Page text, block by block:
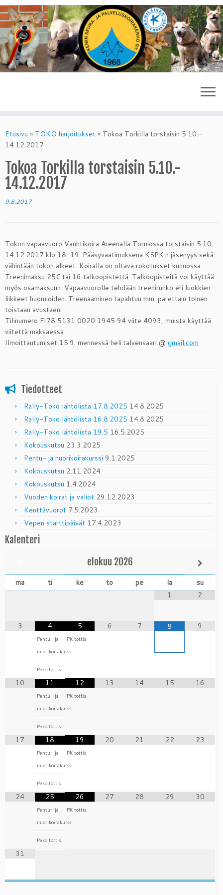
to
content
Etusivu » TOKO harjoitukset » Tokoa Torkilla torstaisin 5.10.-
14.12.2017
Tokoa Torkilla torstaisin 5.10.-
14.12.2017
9.8.2017
Tokon vapaavuoro Vauhtikoira Areenalla Torniossa torstaisin 5.10.-
14.12.2017 klo 18-19. Pääsyvaatimuksena KSPK:n jäsenyys sekä
vähintään tokon alkeet. Koiralla on oltava rokotukset kunnossa.
Treenimaksu 25€ tai 16 talkoopistettä. Talkoopisteitä voi käyttää
myös osamaksuun. Vapaavuorolle tehdään treenirunko eri luokkien
liikkeet huomioiden. Treenaaminen tapahtuu mm. parettain toinen
toistaan avustaen.
Tilinumero FI78 5131 0020 1945 94 viite 4093, muista käyttää
viitettä maksaessa
Ilmoittautumiset 15.9. mennessä heli.talvensaari @ gmail.com
Tiedotteet
Rally-Toko lähtölista 17.8.2025 14.8.2025
Rally-Toko lähtölista 16.8.2025 14.8.2025
Rally-Toko lähtölista 19.5 16.5.2025
Kokouskutsu 23.3.2025
Pentu- ja nuorikoirakurssi 9.1.2025
Kokouskutsu 2.11.2024
Kokouskutsu 1.4.2024
Vuoden koirat ja valiot 29.12.2023
Kenttävuorot 7.5.2023
Vepen starttipäivät 17.4.2023
Kalenteri
elokuu 2026
ma ti ke to pe la
su
1
2
3 4
Pentu- ja
nuorikoirakurssi
Peko tottis
5
PK tottis
6 7 8 9
10 11
Pentu- ja
nuorikoirakurssi
Peko tottis
12
PK tottis
13 14 15 16
17 18
Pentu- ja
nuorikoirakurssi
Peko tottis
19
PK tottis
20 21 22 23
24 25
Pentu- ja
nuorikoirakurssi
Peko tottis
26
PK tottis
27 28 29 30
31